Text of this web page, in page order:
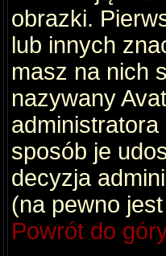
obrazki.
lub innych
masz na nich
nazywany
sposób je
decyzja
(na pewno
Powrót do